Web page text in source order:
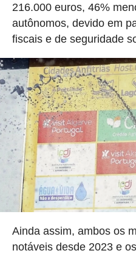
216.000 euros, 46%
autônomos, devido em
fiscais e de seguridade
Ainda assim, ambos os
notáveis desde 2023 e